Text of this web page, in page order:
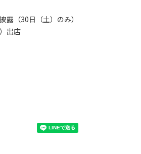
露（30日（土）のみ）
出店